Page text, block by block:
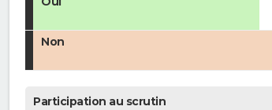
Non
Participation au scrutin